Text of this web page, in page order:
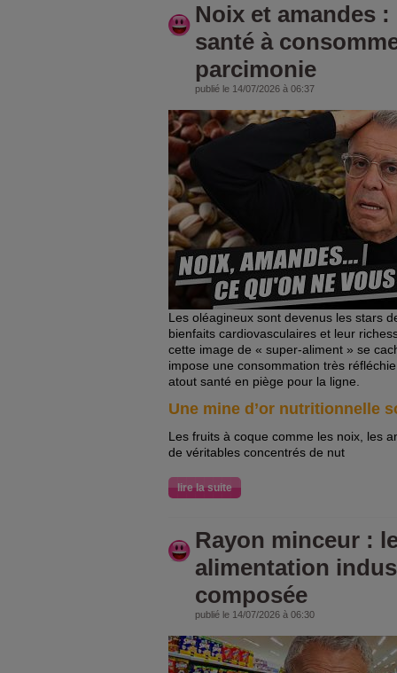
Noix et amandes
santé à
parcimonie
publié le 14/07/2026 à 06:37
Les oléagineux sont devenus les stars
bienfaits cardiovasculaires et leur
cette image de « super-aliment » se
impose une consommation très
atout santé en piège pour la ligne.
Une mine d’or nutritionnelle
Les fruits à coque comme les noix, les
de véritables concentrés de nut
lire la suite
Rayon minceur :
alimentation
composée
publié le 14/07/2026 à 06:30